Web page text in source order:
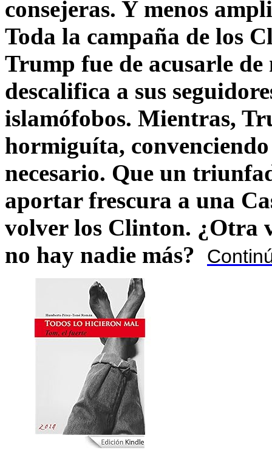
consejeras. Y menos
Toda la campaña de los
Trump fue de acusarle
descalifica a sus
islamófobos. Mientras,
hormiguíta,
necesario. Que un
aportar frescura a una
volver los Clinton. ¿Otra
no hay nadie más?